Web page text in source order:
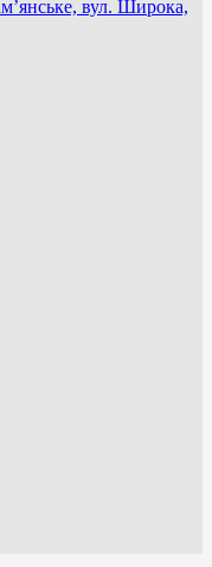
вул. Широка,